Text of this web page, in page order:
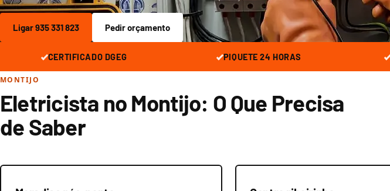
Ligar 935 331 823 Pedir orçamento
CERTIFICADO DGEG PIQUETE 24 HORAS
MONTIJO
Eletricista no Montijo: O Que Precisa
de Saber